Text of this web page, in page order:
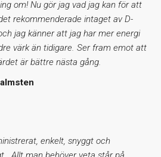
om! Nu gör jag vad jag kan för att
rekommenderade intaget av D-
jag känner att jag har mer energi
värk än tidigare. Ser fram emot att
är bättre nästa gång.
enkelt, snyggt och